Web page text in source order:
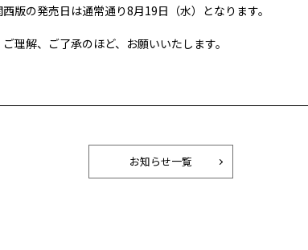
版の発売日は通常通り8月19日（水）となります。
理解、ご了承のほど、お願いいたします。
お知らせ一覧